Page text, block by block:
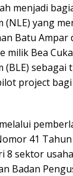
menjadi
(NLE) yang
Batu
milik Bea
(BLE) sebagai
project
41
8 sektor
Badan